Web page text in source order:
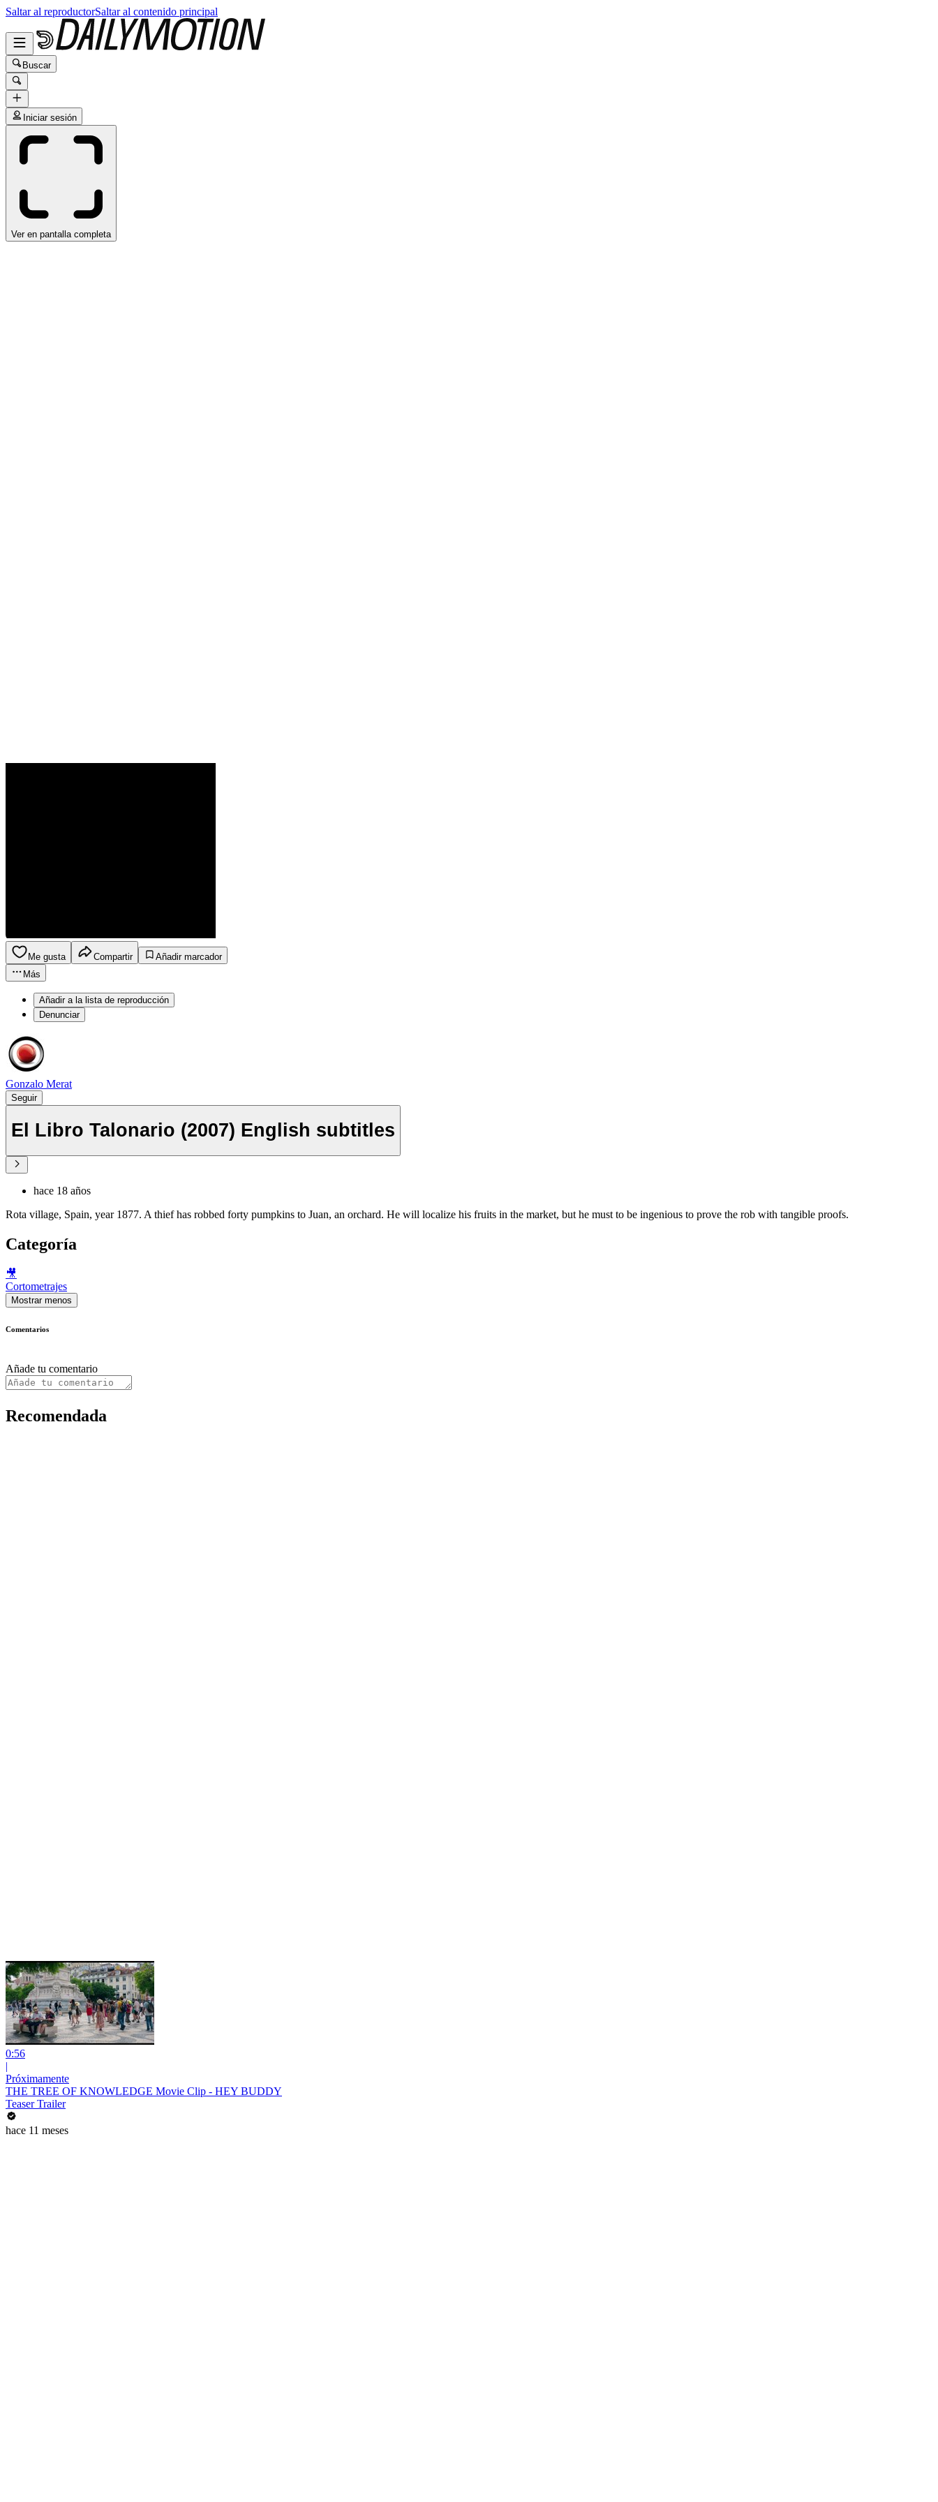
Saltar al reproductorSaltar al contenido principal
Buscar
Iniciar sesión
Ver en pantalla completa
Me gusta Compartir
Añadir marcador
Más
Añadir a la lista de reproducción
Denunciar
Gonzalo Merat
Seguir
El Libro Talonario (2007) English subtitles
hace 18 años
Rota village, Spain, year 1877. A thief has robbed forty pumpkins to Juan, an orchard. He will localize his fruits in the market, but he must to be ingenious to prove the rob with tangible proofs.
Categoría
🎥
Cortometrajes
Mostrar menos
Comentarios
Añade tu comentario
Recomendada
0:56
|
Próximamente
THE TREE OF KNOWLEDGE Movie Clip - HEY BUDDY
Teaser Trailer
hace 11 meses